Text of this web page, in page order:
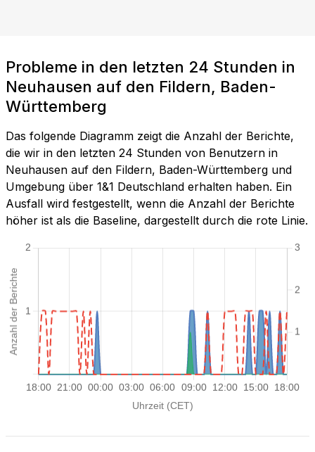
Probleme in den letzten 24 Stunden in
Neuhausen auf den Fildern, Baden-
Württemberg
Das folgende Diagramm zeigt die Anzahl der Berichte,
die wir in den letzten 24 Stunden von Benutzern in
Neuhausen auf den Fildern, Baden-Württemberg und
Umgebung über 1&1 Deutschland erhalten haben. Ein
Ausfall wird festgestellt, wenn die Anzahl der Berichte
höher ist als die Baseline, dargestellt durch die rote Linie.